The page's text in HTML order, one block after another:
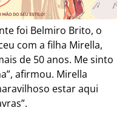
foi Belmiro Brito, o
com a filha Mirella,
de 50 anos. Me sinto
afirmou. Mirella
estar aqui